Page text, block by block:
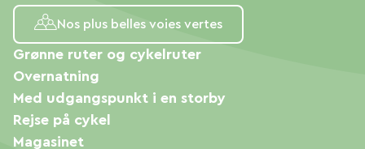
Nos plus belles voies vertes
Grønne ruter og cykelruter
Overnatning
Med udgangspunkt i en storby
Rejse på cykel
Magasinet